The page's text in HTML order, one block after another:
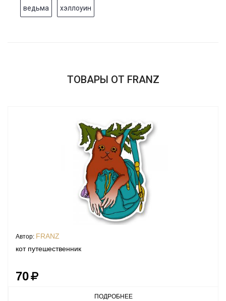
ведьма хэллоуин
ТОВАРЫ ОТ FRANZ
Автор: FRANZ
кот путешественник
70
ПОДРОБНЕЕ